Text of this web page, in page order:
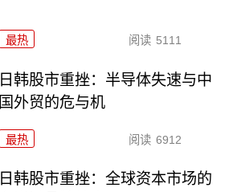
最热 阅读 5111
日韩股市重挫：半导体失速与中
国外贸的危与机
最热 阅读 6912
日韩股市重挫：全球资本市场的